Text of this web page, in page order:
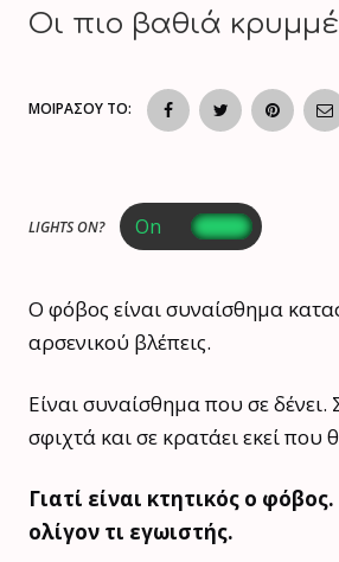
Οι πιο βαθιά
ΜΟΙΡΑΣΟΥ ΤΟ:
LIGHTS ON?
Ο φόβος είναι συναίσθημα
αρσενικού βλέπεις.
Είναι συναίσθημα που σε δένει.
σφιχτά και σε κρατάει εκεί που
Γιατί είναι κτητικός ο
ολίγον τι εγωιστής.